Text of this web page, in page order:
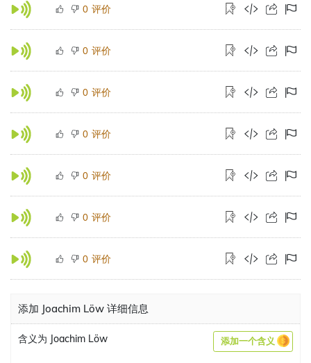
0 评价
0 评价
0 评价
0 评价
0 评价
0 评价
0 评价
添加 Joachim Löw 详细信息
含义为 Joachim Löw 添加一个含义